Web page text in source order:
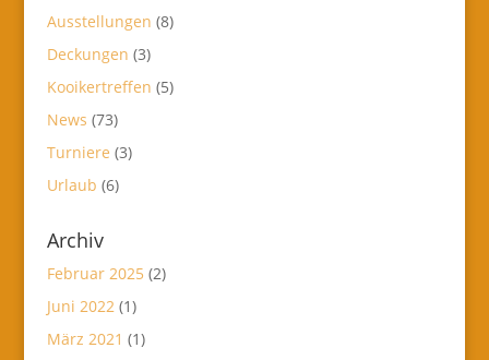
Ausstellungen (8)
Deckungen (3)
Kooikertreffen (5)
News (73)
Turniere (3)
Urlaub (6)
Archiv
Februar 2025 (2)
Juni 2022(1)
März 2021 (1)